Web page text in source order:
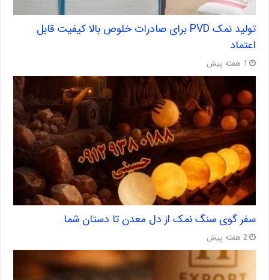
تولید نمک PVD برای صادرات خلوص بالا کیفیت قابل
اعتماد
1 هفته پیش
سفر گوی سنگ نمک از دل معدن تا دستان شما
2 هفته پیش